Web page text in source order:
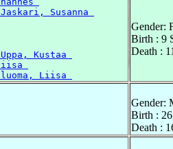
Susanna
Kustaa
Liisa
Gender:
Birth : 9
Death :
Gender:
Birth :
Death :